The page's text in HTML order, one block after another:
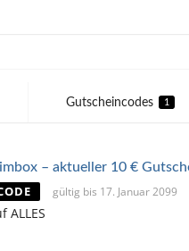
Gutscheincodes 1
– aktueller 10 €
gültig bis 17. Januar 2099
ALLES